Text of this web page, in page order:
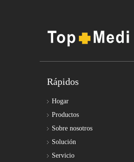
Rápidos
Hogar
Productos
Sobre nosotros
Solución
Servicio